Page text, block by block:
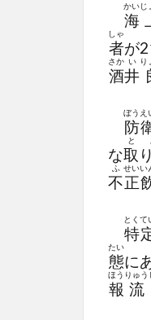
海
かいじ
者
しゃ
が
酒
さか
井
い り
防
ぼう え
な取
と
り
不
ふ
正
せいい
特
とく て
態
たい
に
報
ほう
流
りゅう